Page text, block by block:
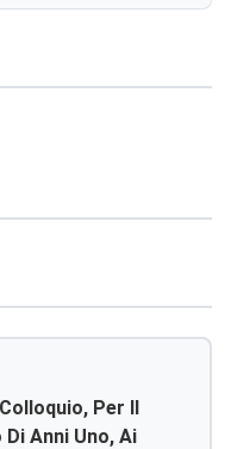
Per Il
Anni Uno, Ai